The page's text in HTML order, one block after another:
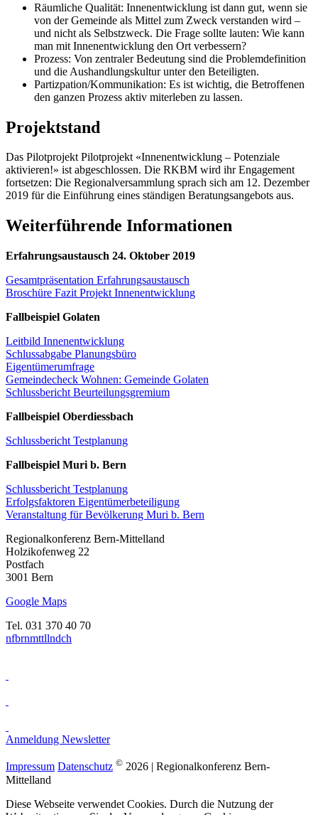
Räumliche Qualität: Innenentwicklung ist dann gut, wenn sie
von der Gemeinde als Mittel zum Zweck verstanden wird –
und nicht als Selbstzweck. Die Frage sollte lauten: Wie kann
man mit Innenentwicklung den Ort verbessern?
Prozess: Von zentraler Bedeutung sind die Problemdefinition
und die Aushandlungskultur unter den Beteiligten.
Partizpation/Kommunikation: Es ist wichtig, die Betroffenen
den ganzen Prozess aktiv miterleben zu lassen.
Projektstand
Das Pilotprojekt Pilotprojekt «Innenentwicklung – Potenziale
aktivieren!» ist abgeschlossen. Die RKBM wird ihr Engagement
fortsetzen: Die Regionalversammlung sprach sich am 12. Dezember
2019 für die Einführung eines ständigen Beratungsangebots aus.
Weiterführende Informationen
Erfahrungsaustausch 24. Oktober 2019
Gesamtpräsentation Erfahrungsaustausch
Broschüre Fazit Projekt Innenentwicklung
Fallbeispiel Golaten
Leitbild Innenentwicklung
Schlussabgabe Planungsbüro
Eigentümerumfrage
Gemeindecheck Wohnen: Gemeinde Golaten
Schlussbericht Beurteilungsgremium
Fallbeispiel Oberdiessbach
Schlussbericht Testplanung
Fallbeispiel Muri b. Bern
Schlussbericht Testplanung
Erfolgsfaktoren Eigentümerbeteiligung
Veranstaltung für Bevölkerung Muri b. Bern
Regionalkonferenz Bern-Mittelland
Holzikofenweg 22
Postfach
3001 Bern
Google Maps
Tel. 031 370 40 70
nfbrnmttllndch
Anmeldung Newsletter
Impressum Datenschutz © 2026 | Regionalkonferenz Bern-
Mittelland
Diese Webseite verwendet Cookies. Durch die Nutzung der